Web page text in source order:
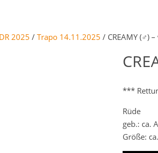
2025 / Trapo 14.11.2025 / CREAMY (♂)
***
Rüde
geb.: ca.
Größe: